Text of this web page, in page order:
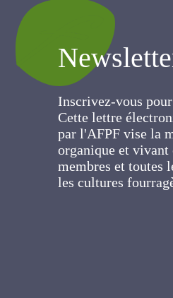
Inscrivez-vous
Cette lettre
gratuitement par
d'un lien
l'Association, ses
personnes
fourragères et les